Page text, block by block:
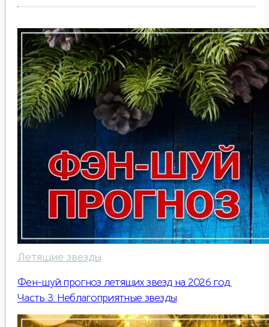
Летящие звезды
Фен-шуй прогноз летящих звезд на 2026 год.
Часть 3: Неблагоприятные звезды